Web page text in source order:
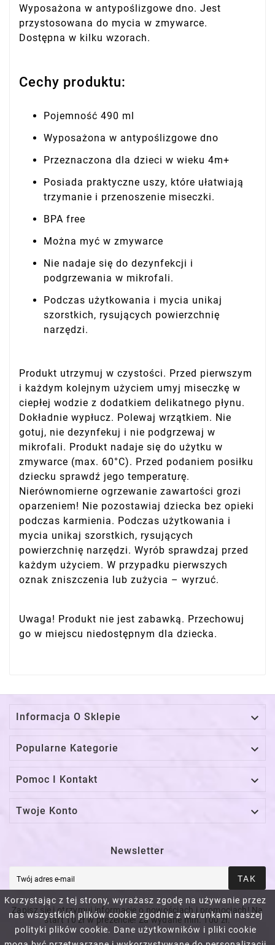
Korzystając z tej strony, wyrażasz zgodę na używanie przez
nas wszystkich plików cookie zgodnie z warunkami naszej
polityki plików cookie. Dane użytkowników i pliki cookie
Wyposażona w antypoślizgowe dno. Jest
przystosowana do mycia w zmywarce.
Dostępna w kilku wzorach.
Cechy produktu:
Pojemność 490 ml
Wyposażona w antypoślizgowe dno
Przeznaczona dla dzieci w wieku 4m+
Posiada praktyczne uszy, które ułatwiają
trzymanie i przenoszenie miseczki.
BPA free
Można myć w zmywarce
Nie nadaje się do dezynfekcji i
podgrzewania w mikrofali.
Podczas użytkowania i mycia unikaj
szorstkich, rysujących powierzchnię
narzędzi.
Produkt utrzymuj w czystości. Przed pierwszym
i każdym kolejnym użyciem umyj miseczkę w
ciepłej wodzie z dodatkiem delikatnego płynu.
Dokładnie wypłucz. Polewaj wrzątkiem. Nie
gotuj, nie dezynfekuj i nie podgrzewaj w
mikrofali. Produkt nadaje się do użytku w
zmywarce (max. 60°C). Przed podaniem posiłku
dziecku sprawdź jego temperaturę.
Nierównomierne ogrzewanie zawartości grozi
oparzeniem! Nie pozostawiaj dziecka bez opieki
podczas karmienia. Podczas użytkowania i
mycia unikaj szorstkich, rysujących
powierzchnię narzędzi. Wyrób sprawdzaj przed
każdym użyciem. W przypadku pierwszych
oznak zniszczenia lub zużycia – wyrzuć.
Uwaga! Produkt nie jest zabawką. Przechowuj
go w miejscu niedostępnym dla dziecka.
Informacja O Sklepie 
Popularne Kategorie 
Pomoc I Kontakt 
Twoje Konto 
Newsletter
TAK
Zapisz się i otrzymuj informacje o nowościach i promocjach! Na
start 10 zł w prezencie! Za wydane min. 100 zł.